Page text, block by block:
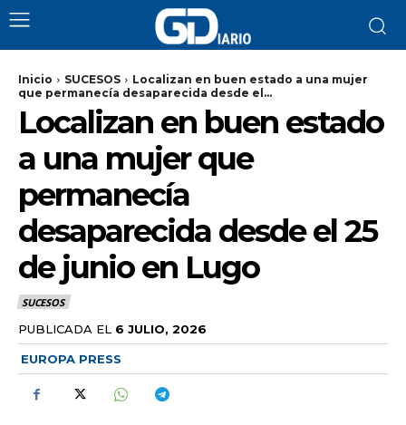
Inicio SUCESOS
Localizan en buen estado a una mujer
que permanecía desaparecida desde el...
Localizan en buen estado
a una mujer que
permanecía
desaparecida desde el 25
de junio en Lugo
SUCESOS
PUBLICADA EL 6 JULIO, 2026
EUROPA PRESS